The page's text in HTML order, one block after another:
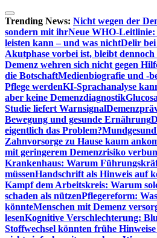
Zum
Inhalt
springen
Trending News: Nicht wegen der
sondern mit ihrNeue WHO-Leitlinie:
leisten kann – und was nichtDelir bei
Akutphase vorbei ist, bleibt dennoch
Demenz wehren sich nicht gegen
die BotschaftMedienbiografie und -
Pflege werdenKI-Sprachanalyse
aber keine Demenzdiagnostik
Studie liefert Warnsignal
Bewegung und gesunde Ernährung
eigentlich das Problem?
Zahnvorsorge zu Hause kaum
mit geringerem Demenzrisiko
Krankenhaus: Warum
müssenHandschrift als Hinweis auf
Kampf dem Arbeitskreis: Warum
schaden als nützenPflegereform:
könnteMenschen mit Demenz
lesenKognitive Verschlechterung:
Stoffwechsel könnten frühe Hinweise